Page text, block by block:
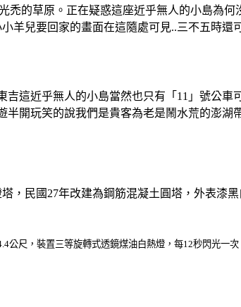
的草原。正在疑惑這座近乎無人的小島為
羊兒要回家的畫面在這隨處可見..三不五時
這近乎無人的小島當然也只有「11」號公車
開玩笑的說我們是貴客為老是鬧水荒的澎湖
，民國27年改建為鋼筋混凝土圓塔，外表漆
公尺，裝置三等旋轉式透鏡煤油白熱燈，每12秒閃光一